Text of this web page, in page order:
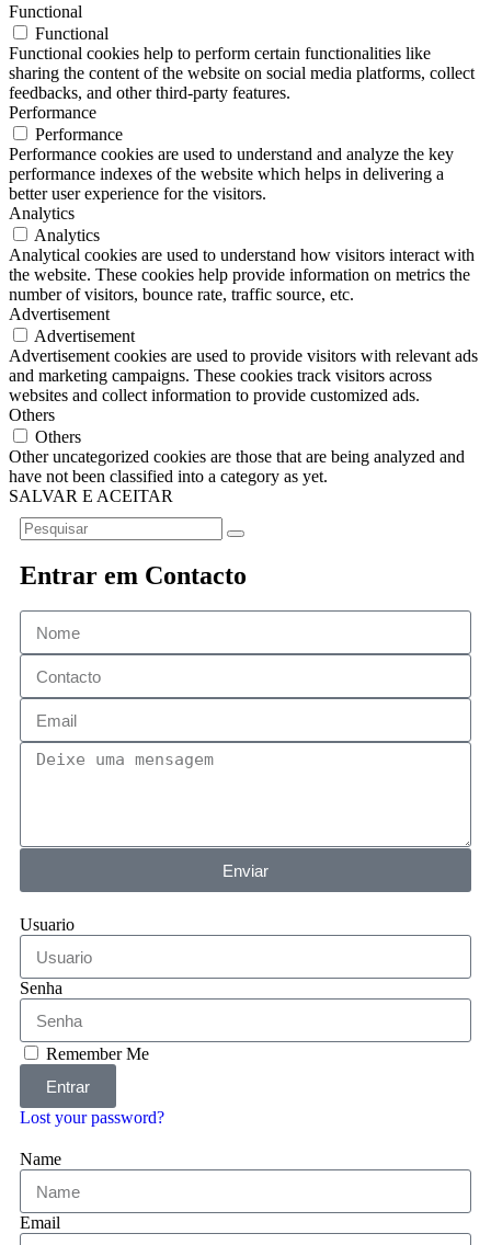
Functional
Functional
Functional cookies help to perform certain functionalities like
sharing the content of the website on social media platforms, collect
feedbacks, and other third-party features.
Performance
Performance
Performance cookies are used to understand and analyze the key
performance indexes of the website which helps in delivering a
better user experience for the visitors.
Analytics
Analytics
Analytical cookies are used to understand how visitors interact with
the website. These cookies help provide information on metrics the
number of visitors, bounce rate, traffic source, etc.
Advertisement
Advertisement
Advertisement cookies are used to provide visitors with relevant ads
and marketing campaigns. These cookies track visitors across
websites and collect information to provide customized ads.
Others
Others
Other uncategorized cookies are those that are being analyzed and
have not been classified into a category as yet.
SALVAR E ACEITAR
Entrar em Contacto
Enviar
Usuario
Senha
Remember Me
Entrar
Lost your password?
Name
Email